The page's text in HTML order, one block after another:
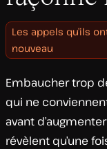
Les appels qu’ils
nouveau
Embaucher trop
qui ne
avant
révèlent qu’une